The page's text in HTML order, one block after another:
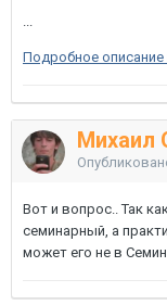
...
Подробное описание
Михаил
Вот и вопрос.. Так
семинарный, а
может его не в